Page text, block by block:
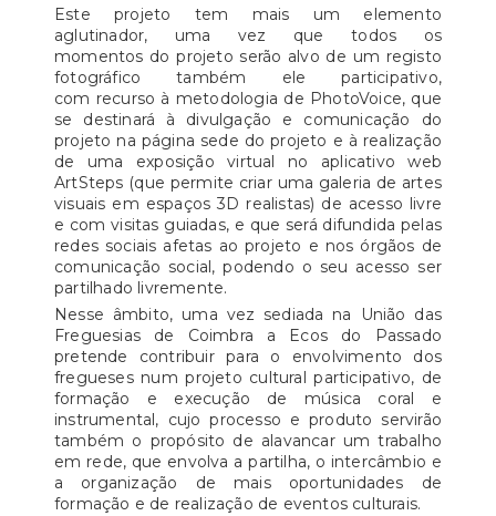
Este projeto tem mais um elemento
aglutinador, uma vez que todos os
momentos do projeto serão alvo de um registo
fotográfico também ele participativo,
com recurso à metodologia de PhotoVoice, que
se destinará à divulgação e comunicação do
projeto na página sede do projeto e à realização
de uma exposição virtual no aplicativo web
ArtSteps (que permite criar uma galeria de artes
visuais em espaços 3D realistas) de acesso livre
e com visitas guiadas, e que será difundida pelas
redes sociais afetas ao projeto e nos órgãos de
comunicação social, podendo o seu acesso ser
partilhado livremente.
Nesse âmbito, uma vez sediada na União das
Freguesias de Coimbra a Ecos do Passado
pretende contribuir para o envolvimento dos
fregueses num projeto cultural participativo, de
formação e execução de música coral e
instrumental, cujo processo e produto servirão
também o propósito de alavancar um trabalho
em rede, que envolva a partilha, o intercâmbio e
a organização de mais oportunidades de
formação e de realização de eventos culturais.